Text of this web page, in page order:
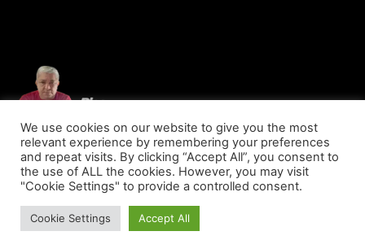
© Copyright 2023 - Blog Do Marcos Lima - Todos os direitos reservados
We use cookies on our website to give you the most
relevant experience by remembering your preferences
and repeat visits. By clicking “Accept All”, you consent to
the use of ALL the cookies. However, you may visit
"Cookie Settings" to provide a controlled consent.
Cookie Settings Accept All